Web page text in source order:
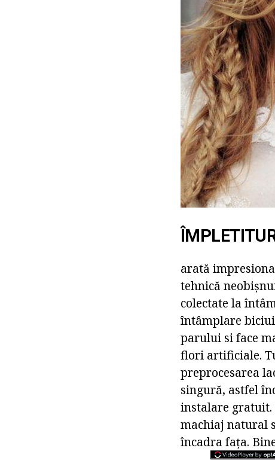
arată
tehnică
colectate la
întâmplare
parului si face
flori artificiale.
preprocesarea
singură, astfel
instalare gratuit.
machiaj natural
încadra fața.